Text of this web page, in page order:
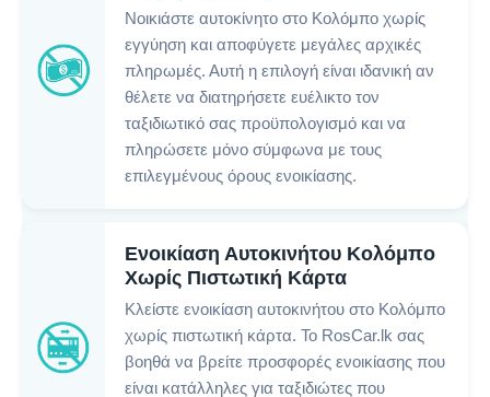
Νοικιάστε αυτοκίνητο στο Κολόμπο χωρίς
εγγύηση και αποφύγετε μεγάλες αρχικές
πληρωμές. Αυτή η επιλογή είναι ιδανική αν
θέλετε να διατηρήσετε ευέλικτο τον
ταξιδιωτικό σας προϋπολογισμό και να
πληρώσετε μόνο σύμφωνα με τους
επιλεγμένους όρους ενοικίασης.
Ενοικίαση Αυτοκινήτου Κολόμπο
Χωρίς Πιστωτική Κάρτα
Κλείστε ενοικίαση αυτοκινήτου στο Κολόμπο
χωρίς πιστωτική κάρτα. Το RosCar.lk σας
βοηθά να βρείτε προσφορές ενοικίασης που
είναι κατάλληλες για ταξιδιώτες που